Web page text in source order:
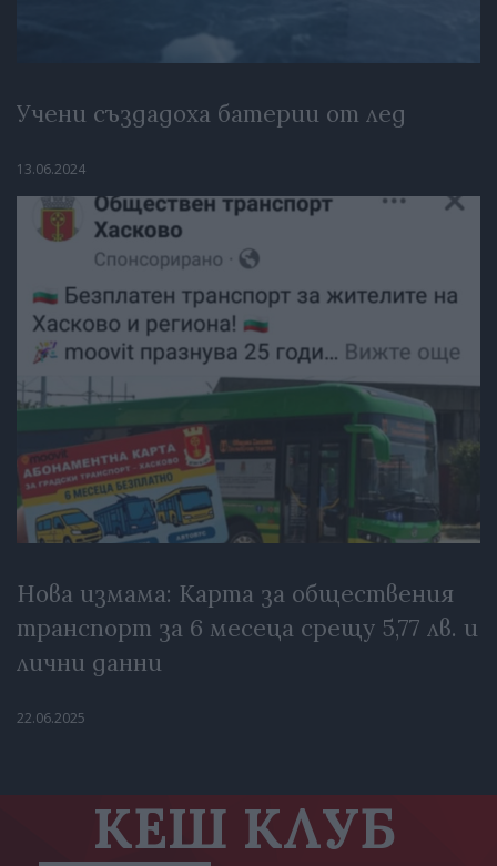
Учени създадоха батерии от лед
13.06.2024
Нова измама: Карта за обществения
транспорт за 6 месеца срещу 5,77 лв. и
лични данни
22.06.2025
КЕШ КЛУБ